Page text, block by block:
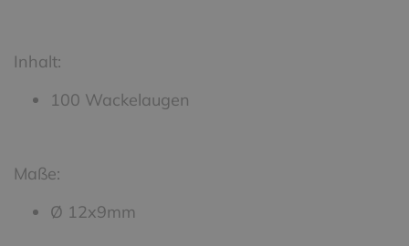
Inhalt:
100 Wackelaugen
Maße:
Ø 12x9mm